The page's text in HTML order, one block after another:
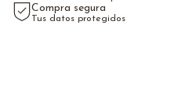
Compra segura
Tus datos protegidos